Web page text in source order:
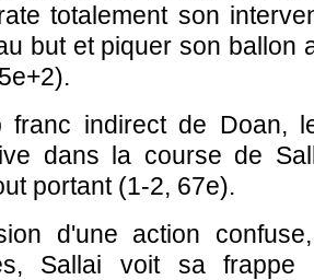
totalement son
but et piquer son ballon
indirect de Doan,
dans la course de
portant (1-2, 67e).
d'une action
Sallai voit sa frappe